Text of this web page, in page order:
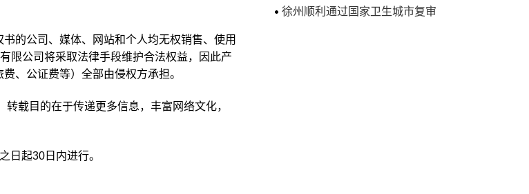
的公司、媒体、网站和个人均无权销售、使用
限公司将采取法律手段维护合法权益，因此产
、公证费等）全部由侵权方承担。
载目的在于传递更多信息，丰富网络文化，
日起30日内进行。
徐州顺利通过国家卫生城市复审